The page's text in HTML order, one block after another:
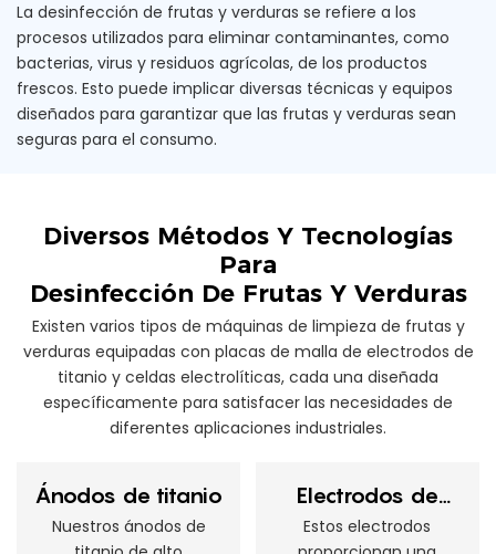
La desinfección de frutas y verduras se refiere a los
procesos utilizados para eliminar contaminantes, como
bacterias, virus y residuos agrícolas, de los productos
frescos. Esto puede implicar diversas técnicas y equipos
diseñados para garantizar que las frutas y verduras sean
seguras para el consumo.
Diversos Métodos Y Tecnologías
Para
Desinfección De Frutas Y Verduras
Existen varios tipos de máquinas de limpieza de frutas y
verduras equipadas con placas de malla de electrodos de
titanio y celdas electrolíticas, cada una diseñada
específicamente para satisfacer las necesidades de
diferentes aplicaciones industriales.
Ánodos de titanio
Nuestros ánodos de
Electrodos de
titanio recubiertos
Estos electrodos